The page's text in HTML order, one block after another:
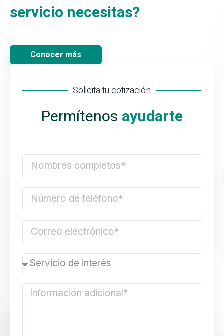
Solicita tu cotización
Permítenos ayudarte
servicio necesitas?
Conocer más